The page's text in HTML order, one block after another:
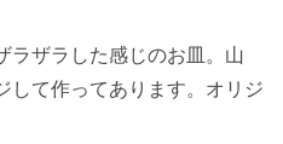
ラザラした感じのお皿。山
して作ってあります。オリジ